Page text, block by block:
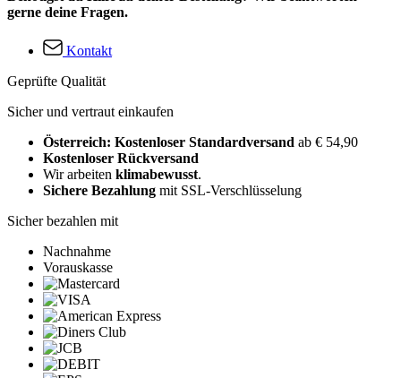
gerne deine Fragen.
Kontakt
Geprüfte Qualität
Sicher und vertraut einkaufen
Österreich: Kostenloser Standardversand ab € 54,90
Kostenloser Rückversand
Wir arbeiten klimabewusst.
Sichere Bezahlung mit SSL-Verschlüsselung
Sicher bezahlen mit
Nachnahme
Vorauskasse